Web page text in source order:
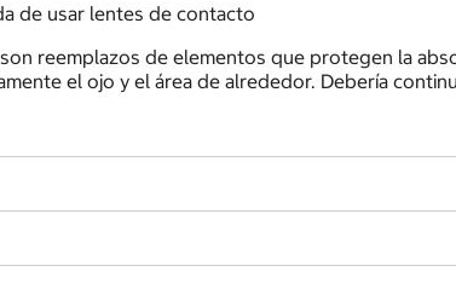
de usar lentes de contacto
reemplazos de elementos que protegen la
el ojo y el área de alrededor. Debería